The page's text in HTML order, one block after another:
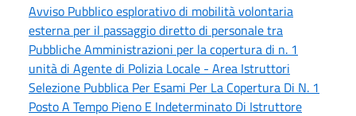
Avviso Pubblico esplorativo di mobilità volontaria
esterna per il passaggio diretto di personale tra
Pubbliche Amministrazioni per la copertura di n. 1
unità di Agente di Polizia Locale - Area Istruttori
Selezione Pubblica Per Esami Per La Copertura Di N. 1
Posto A Tempo Pieno E Indeterminato Di Istruttore